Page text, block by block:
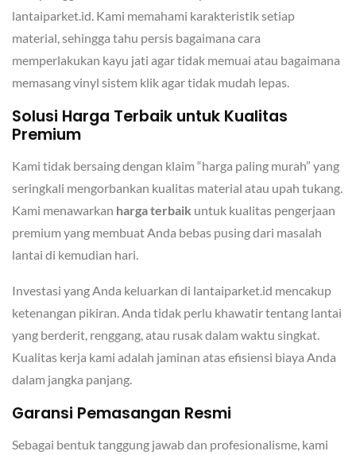
lantaiparket.id. Kami memahami karakteristik setiap
material, sehingga tahu persis bagaimana cara
memperlakukan kayu jati agar tidak memuai atau bagaimana
memasang vinyl sistem klik agar tidak mudah lepas.
Solusi Harga Terbaik untuk Kualitas
Premium
Kami tidak bersaing dengan klaim “harga paling murah” yang
seringkali mengorbankan kualitas material atau upah tukang.
Kami menawarkan harga terbaik untuk kualitas pengerjaan
premium yang membuat Anda bebas pusing dari masalah
lantai di kemudian hari.
Investasi yang Anda keluarkan di lantaiparket.id mencakup
ketenangan pikiran. Anda tidak perlu khawatir tentang lantai
yang berderit, renggang, atau rusak dalam waktu singkat.
Kualitas kerja kami adalah jaminan atas efisiensi biaya Anda
dalam jangka panjang.
Garansi Pemasangan Resmi
Sebagai bentuk tanggung jawab dan profesionalisme, kami